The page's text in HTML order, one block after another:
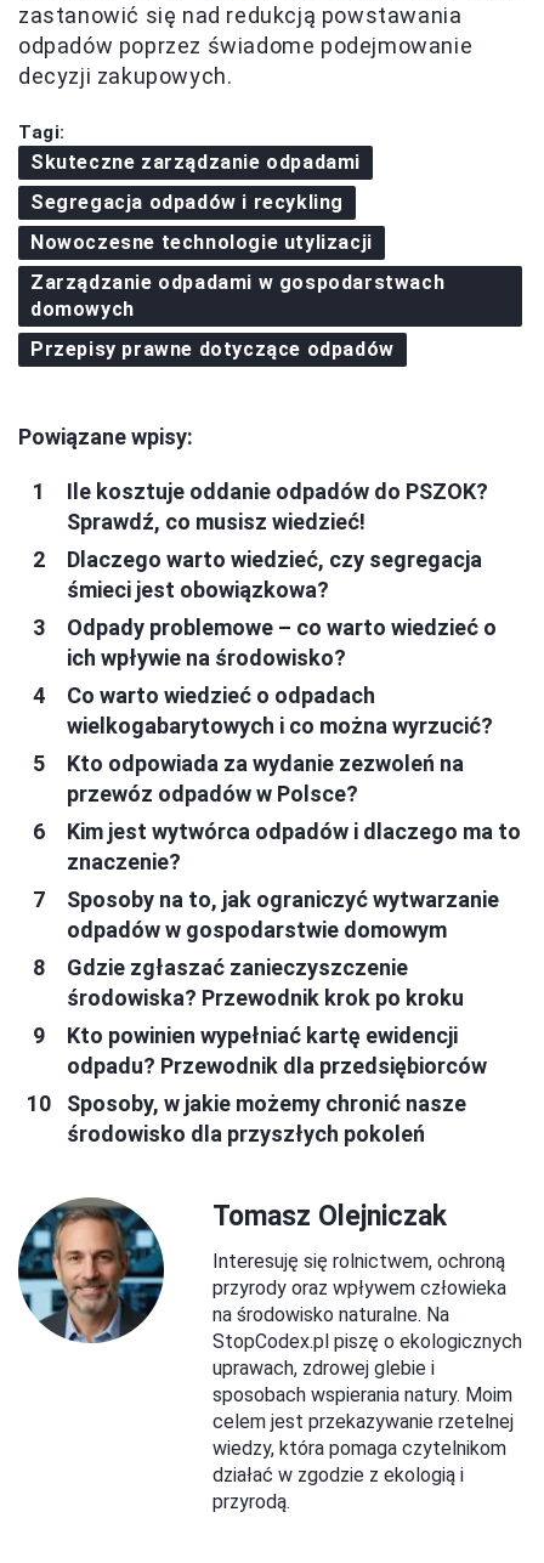
zastanowić się nad redukcją powstawania
odpadów poprzez świadome podejmowanie
decyzji zakupowych.
Tagi:
Skuteczne zarządzanie odpadami
Segregacja odpadów i recykling
Nowoczesne technologie utylizacji
Zarządzanie odpadami w gospodarstwach
domowych
Przepisy prawne dotyczące odpadów
Powiązane wpisy:
Ile kosztuje oddanie odpadów do PSZOK?
Sprawdź, co musisz wiedzieć!
Dlaczego warto wiedzieć, czy segregacja
śmieci jest obowiązkowa?
Odpady problemowe – co warto wiedzieć o
ich wpływie na środowisko?
Co warto wiedzieć o odpadach
wielkogabarytowych i co można wyrzucić?
Kto odpowiada za wydanie zezwoleń na
przewóz odpadów w Polsce?
Kim jest wytwórca odpadów i dlaczego ma to
znaczenie?
Sposoby na to, jak ograniczyć wytwarzanie
odpadów w gospodarstwie domowym
Gdzie zgłaszać zanieczyszczenie
środowiska? Przewodnik krok po kroku
Kto powinien wypełniać kartę ewidencji
odpadu? Przewodnik dla przedsiębiorców
Sposoby, w jakie możemy chronić nasze
środowisko dla przyszłych pokoleń
Tomasz Olejniczak
Interesuję się rolnictwem, ochroną
przyrody oraz wpływem człowieka
na środowisko naturalne. Na
StopCodex.pl piszę o ekologicznych
uprawach, zdrowej glebie i
sposobach wspierania natury. Moim
celem jest przekazywanie rzetelnej
wiedzy, która pomaga czytelnikom
działać w zgodzie z ekologią i
przyrodą.